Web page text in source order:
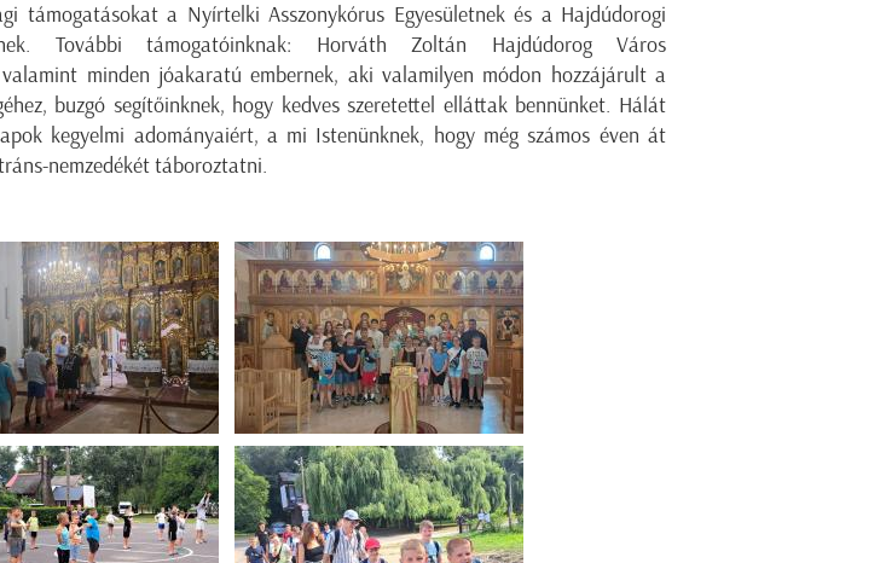
támogatásokat a Nyírtelki Asszonykórus Egyesületnek és a Hajdúdorogi
További támogatóinknak: Horváth Zoltán Hajdúdorog Város
valamint minden jóakaratú embernek, aki valamilyen módon hozzájárult a
buzgó segítőinknek, hogy kedves szeretettel elláttak bennünket. Hálát
kegyelmi adományaiért, a mi Istenünknek, hogy még számos éven át
nemzedékét táboroztatni.